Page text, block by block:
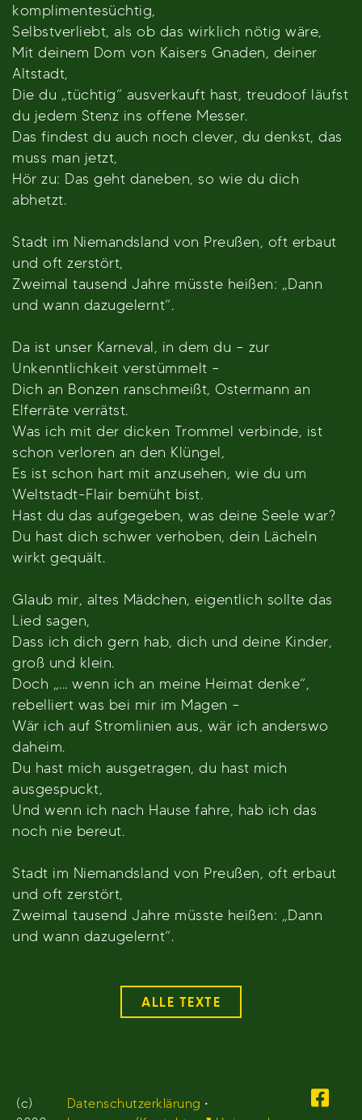
komplimentesüchtig,
Selbstverliebt, als ob das wirklich nötig wäre,
Mit deinem Dom von Kaisers Gnaden, deiner
Altstadt,
Die du „tüchtig“ ausverkauft hast, treudoof läufst
du jedem Stenz ins offene Messer.
Das findest du auch noch clever, du denkst, das
muss man jetzt,
Hör zu: Das geht daneben, so wie du dich
abhetzt.
Stadt im Niemandsland von Preußen, oft erbaut
und oft zerstört,
Zweimal tausend Jahre müsste heißen: „Dann
und wann dazugelernt“.
Da ist unser Karneval, in dem du – zur
Unkenntlichkeit verstümmelt –
Dich an Bonzen ranschmeißt, Ostermann an
Elferräte verrätst.
Was ich mit der dicken Trommel verbinde, ist
schon verloren an den Klüngel,
Es ist schon hart mit anzusehen, wie du um
Weltstadt-Flair bemüht bist.
Hast du das aufgegeben, was deine Seele war?
Du hast dich schwer verhoben, dein Lächeln
wirkt gequält.
Glaub mir, altes Mädchen, eigentlich sollte das
Lied sagen,
Dass ich dich gern hab, dich und deine Kinder,
groß und klein.
Doch „... wenn ich an meine Heimat denke“,
rebelliert was bei mir im Magen –
Wär ich auf Stromlinien aus, wär ich anderswo
daheim.
Du hast mich ausgetragen, du hast mich
ausgespuckt,
Und wenn ich nach Hause fahre, hab ich das
noch nie bereut.
Stadt im Niemandsland von Preußen, oft erbaut
und oft zerstört,
Zweimal tausend Jahre müsste heißen: „Dann
und wann dazugelernt“.
ALLE TEXTE
(c)
Datenschutzerklärung •